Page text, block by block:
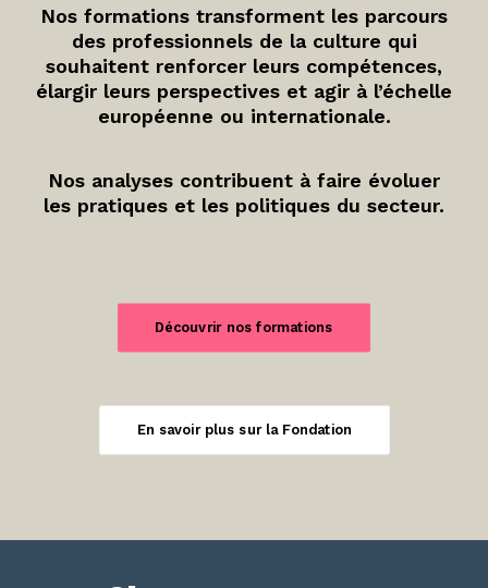
Nos formations transforment les parcours
des professionnels de la culture qui
souhaitent renforcer leurs compétences,
élargir leurs perspectives et agir à l’échelle
européenne ou internationale.
Nos analyses contribuent à faire évoluer
les pratiques et les politiques du secteur.
Découvrir nos formations
En savoir plus sur la Fondation